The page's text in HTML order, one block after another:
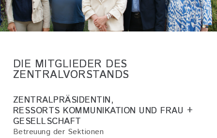
DIE MITGLIEDER DES
ZENTRALVORSTANDS
ZENTRALPRÄSIDENTIN,
RESSORTS KOMMUNIKATION UND FRAU +
GESELLSCHAFT
Betreuung der Sektionen